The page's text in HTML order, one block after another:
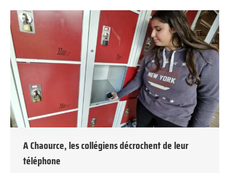
A Chaource, les collégiens décrochent de leur
téléphone